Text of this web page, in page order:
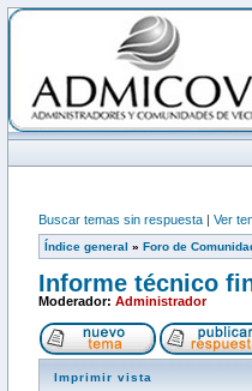
Buscar temas sin respuesta | Ver
Índice general » Foro de
Informe técnico
Moderador: Administrador
Imprimir vista